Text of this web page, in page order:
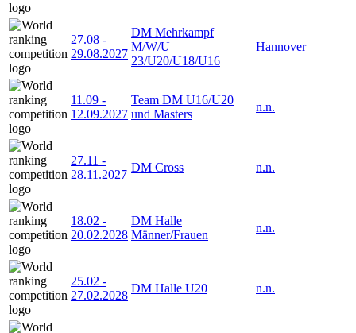
27.08 -
29.08.2027
DM Mehrkampf
M/W/U
23/U20/U18/U16
Hannover
11.09 -
12.09.2027
Team DM U16/U20
und Masters
n.n.
27.11 -
28.11.2027
DM Cross n.n.
18.02 -
20.02.2028
DM Halle
Männer/Frauen
n.n.
25.02 -
27.02.2028
DM Halle U20 n.n.